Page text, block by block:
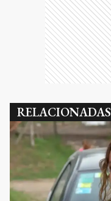
RELACIONADAS